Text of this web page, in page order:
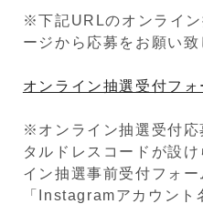
※下記URLのオンライ
ージから応募をお願い致
オンライン抽選受付フ
※オンライン抽選受付応
タルドレスコードが設
イン抽選事前受付フォー
「Instagramアカウント